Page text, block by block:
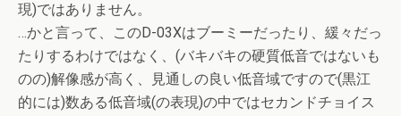
現)ではありません。
…かと言って、このD-03Xはブーミーだったり、緩々だっ
たりするわけではなく、(バキバキの硬質低音ではないも
のの)解像感が高く、見通しの良い低音域ですので(黒江
的には)数ある低音域(の表現)の中ではセカンドチョイス